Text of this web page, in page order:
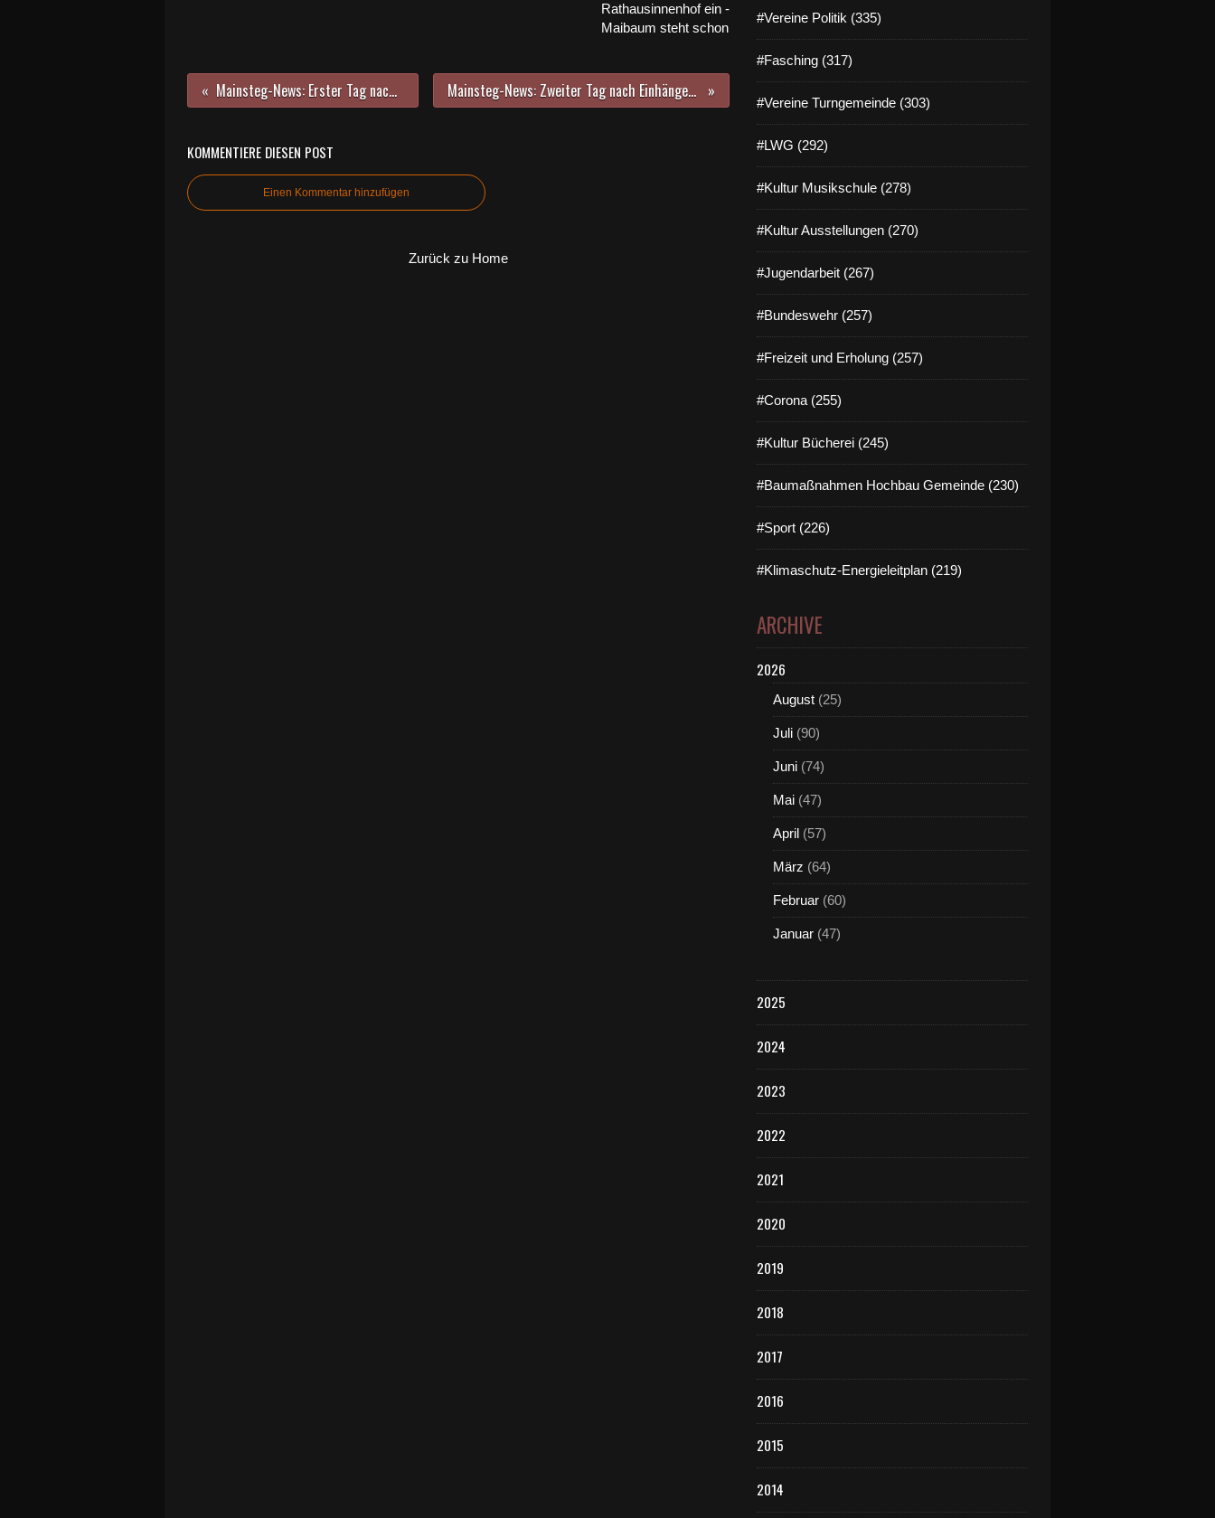
Rathausinnenhof ein -
Maibaum steht schon
Mainsteg-News: Erster Tag nach Einhängen der Fertigteile in das Tragseilwerk Mainsteg-News: Zweiter Tag nach Einhängen der Fertigteile in das Tragseilwerk - Verschalung der Fugen
KOMMENTIERE DIESEN POST
Einen Kommentar hinzufügen
Zurück zu Home
#Vereine Politik (335)
#Fasching (317)
#Vereine Turngemeinde (303)
#LWG (292)
#Kultur Musikschule (278)
#Kultur Ausstellungen (270)
#Jugendarbeit (267)
#Bundeswehr (257)
#Freizeit und Erholung (257)
#Corona (255)
#Kultur Bücherei (245)
#Baumaßnahmen Hochbau Gemeinde (230)
#Sport (226)
#Klimaschutz-Energieleitplan (219)
ARCHIVE
2026
August (25)
Juli (90)
Juni (74)
Mai (47)
April (57)
März (64)
Februar (60)
Januar (47)
2025
2024
2023
2022
2021
2020
2019
2018
2017
2016
2015
2014